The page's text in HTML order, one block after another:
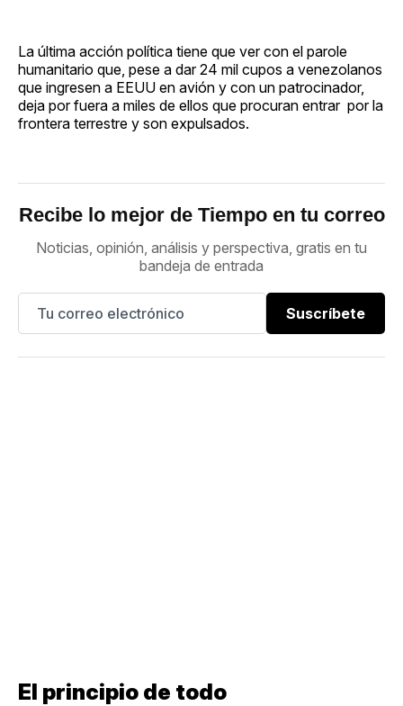
La última acción política tiene que ver con el parole
humanitario que, pese a dar 24 mil cupos a venezolanos
que ingresen a EEUU en avión y con un patrocinador,
deja por fuera a miles de ellos que procuran entrar por la
frontera terrestre y son expulsados.
Recibe lo mejor de Tiempo en tu correo
Noticias, opinión, análisis y perspectiva, gratis en tu
bandeja de entrada
Suscríbete
El principio de todo